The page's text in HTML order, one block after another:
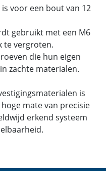
voor een bout van 12
gebruikt met een M6
te vergroten.
die hun eigen
zachte materialen.
is
mate van precisie
erkend systeem